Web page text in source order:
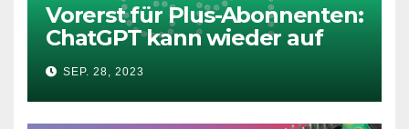
Vorerst für Plus-Abonnenten:
ChatGPT kann wieder auf
das Internet zugreifen
SEP. 28, 2023